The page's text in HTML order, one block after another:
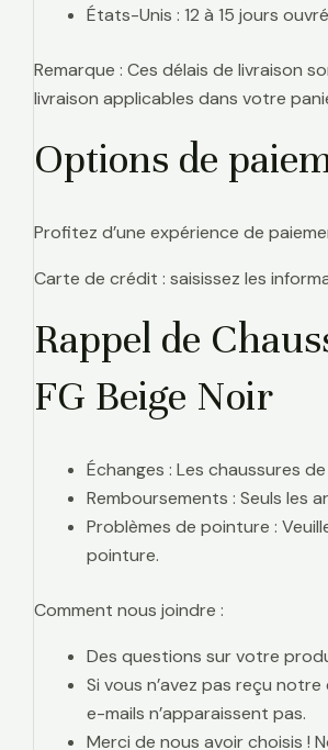
États-Unis : 12 à 15 jours
Remarque : Ces délais de livraison
livraison applicables dans votre
Options de
Profitez d’une expérience de
Carte de crédit : saisissez les
Rappel de
FG Beige Noir
Échanges : Les chaussures
Remboursements : Seuls les
Problèmes de pointure :
pointure.
Comment nous joindre :
Des questions sur votre
Si vous n’avez pas reçu
e-mails n’apparaissent pas.
Merci de nous avoir choisis !